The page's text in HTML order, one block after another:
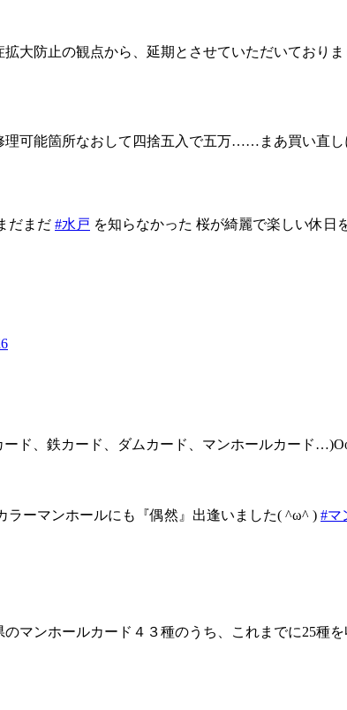
大防止の観点から、延期とさせていただいており
可能箇所なおして四捨五入で五万……まあ買い直
だまだ #水戸 を知らなかった 桜が綺麗で楽しい休日
ド、鉄カード、ダムカード、マンホールカード
ラーマンホールにも『偶然』出逢いました( ^ω^ ) #マ
マンホールカード４３種のうち、これまでに25種